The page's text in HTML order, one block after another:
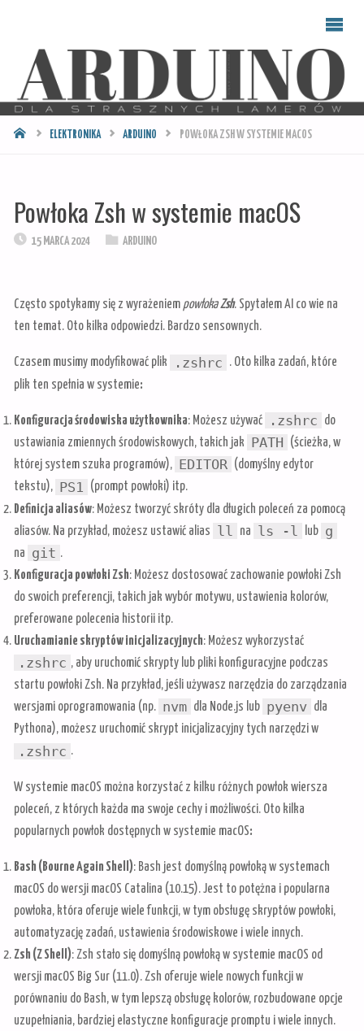
STRASZNYCH
LAMERÓW
STRONAELEKTRONIKA ARDUINO POWŁOKA ZSH W SYSTEMIE MACOS
Powłoka Zsh w systemie macOS
15 MARCA 2024 ARDUINO
Często spotykamy się z wyrażeniem powłokaZsh. Spytałem AI co wie na
ten temat. Oto kilka odpowiedzi. Bardzo sensownych.
Czasem musimy modyfikować plik .zshrc
. Oto kilka zadań, które
plik ten spełnia w systemie:
Konfiguracja środowiska użytkownika: Możesz używać .zshrc
do
ustawiania zmiennych środowiskowych, takich jak
PATH
(ścieżka, w
której system szuka programów), EDITOR (domyślny edytor
tekstu), PS1
(prompt powłoki) itp.
Definicja aliasów: Możesz tworzyć skróty dla długich poleceń za pomocą
aliasów. Na przykład, możesz ustawić alias
ll na ls -l lub g
na git .
Konfiguracja powłoki Zsh: Możesz dostosować zachowanie powłoki Zsh
do swoich preferencji, takich jak wybór motywu, ustawienia kolorów,
preferowane polecenia historii itp.
Uruchamianie skryptów inicjalizacyjnych: Możesz wykorzystać
.zshrc , aby uruchomić skrypty lub pliki konfiguracyjne podczas
startu powłoki Zsh. Na przykład, jeśli używasz narzędzia do zarządzania
wersjami oprogramowania (np. nvm dla Node.js lub pyenv dla
Pythona), możesz uruchomić skrypt inicjalizacyjny tych narzędzi w
.zshrc .
W systemie macOS można korzystać z kilku różnych powłok wiersza
poleceń, z których każda ma swoje cechy i możliwości. Oto kilka
popularnych powłok dostępnych w systemie macOS:
Bash (Bourne Again Shell): Bash jest domyślną powłoką w systemach
macOS do wersji macOS Catalina (10.15). Jest to potężna i popularna
powłoka, która oferuje wiele funkcji, w tym obsługę skryptów powłoki,
automatyzację zadań, ustawienia środowiskowe i wiele innych.
Zsh (Z Shell): Zsh stało się domyślną powłoką w systemie macOS od
wersji macOS Big Sur (11.0). Zsh oferuje wiele nowych funkcji w
porównaniu do Bash, w tym lepszą obsługę kolorów, rozbudowane opcje
uzupełniania, bardziej elastyczne konfiguracje promptu i wiele innych.